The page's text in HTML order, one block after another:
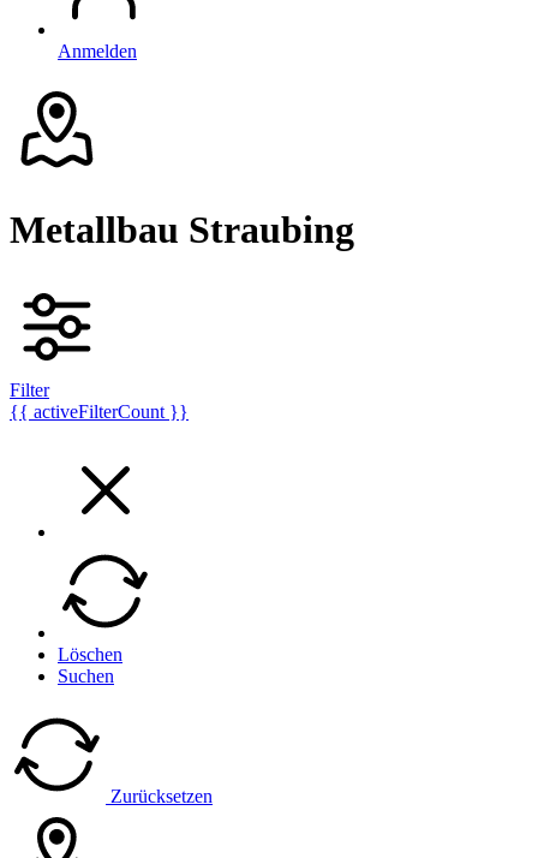
Anmelden
Metallbau Straubing
Filter
{{ activeFilterCount }}
Löschen
Suchen
Zurücksetzen